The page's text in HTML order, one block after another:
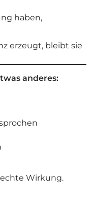
haben,
erzeugt, bleibt sie
anderes:
Wirkung.